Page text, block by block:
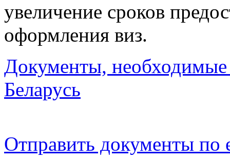
увеличение сроков
оформления виз.
Документы,
Беларусь
Отправить документы по